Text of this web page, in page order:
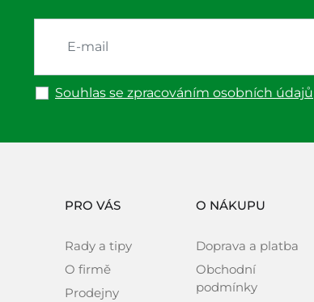
Souhlas se zpracováním osobních údajů
PRO VÁS
Rady a tipy
O firmě
Prodejny
O NÁKUPU
Doprava a platba
Obchodní
podmínky